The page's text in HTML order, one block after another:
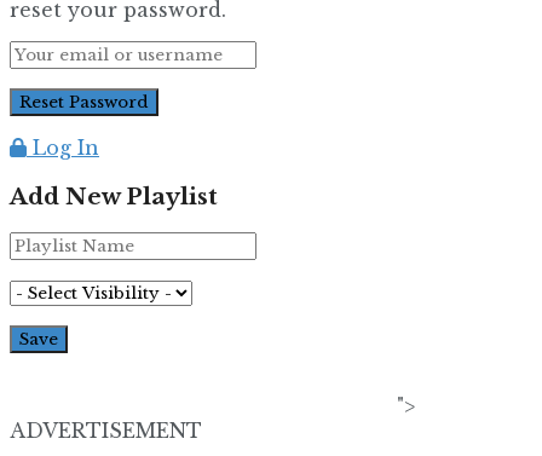
reset your password.
Log In
Add New Playlist
">
ADVERTISEMENT